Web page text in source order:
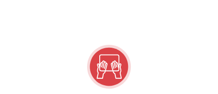
Наши преимущества